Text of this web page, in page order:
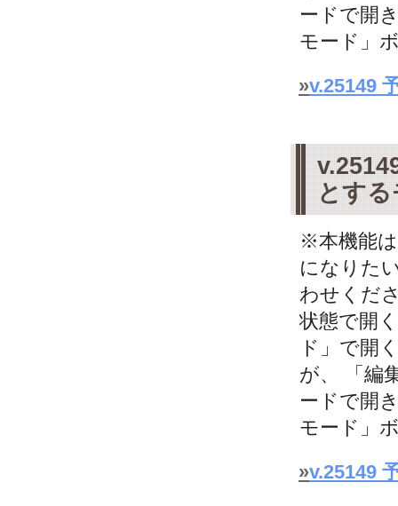
ードで開
モード」
»v.25149
とす
※本機能
になりた
わせくだ
状態で開
ド」で開
が、 「編
ードで開
モード」
»v.25149